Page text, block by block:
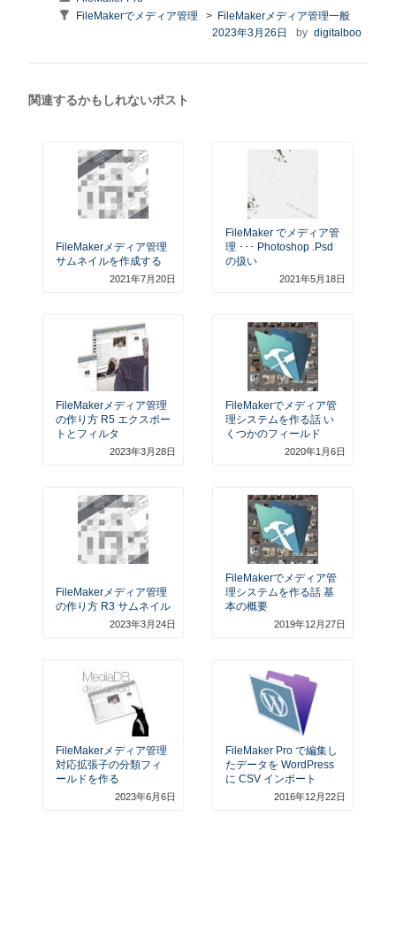
テ
Taxonomy:
FileMakerでメディア管理 > FileMakerメディア管理一般
投
2023年3月26日 by digitalboo
関連するかもしれないポスト
FileMakerメディア管理
サムネイルを作成する
2021年7月20日
FileMaker でメディア管
理 ･･･ Photoshop .psd
の扱い
2021年5月18日
FileMakerメディア管理
の作り方 R5 エクスポー
トとフィルタ
2023年3月28日
FileMakerでメディア管
理システムを作る話 い
くつかのフィールド
2020年1月6日
FileMakerメディア管理
の作り方 R3 サムネイル
2023年3月24日
FileMakerでメディア管
理システムを作る話 基
本の概要
2019年12月27日
FileMakerメディア管理
対応拡張子の分類フィ
ールドを作る
2023年6月6日
FileMaker Pro で編集し
たデータを WordPress
に CSV インポート
2016年12月22日